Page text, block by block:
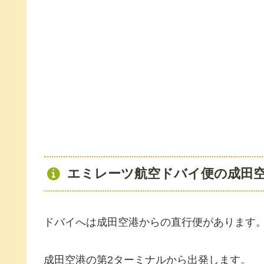
エミレーツ航空ドバイ便の成田
ドバイへは成田空港からの直行便があります。
成田空港の第2ターミナルから出発します。